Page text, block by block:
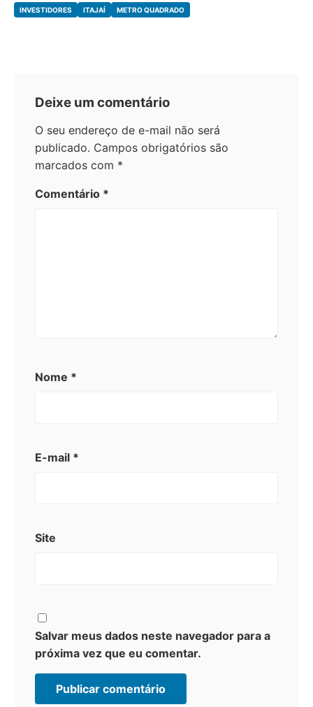
INVESTIDORES ITAJAÍ METRO QUADRADO
Deixe um comentário
O seu endereço de e-mail não será
publicado. Campos obrigatórios são
marcados com *
Comentário *
Nome *
E-mail *
Site
Salvar meus dados neste navegador para a
próxima vez que eu comentar.